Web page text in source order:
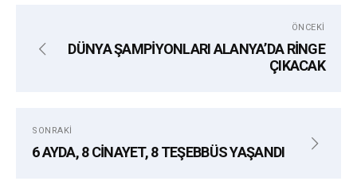
ÖNCEKI
DÜNYA ŞAMPİYONLARI ALANYA’DA RİNGE
ÇIKACAK
SONRAKI
6 AYDA, 8 CİNAYET, 8 TEŞEBBÜS YAŞANDI